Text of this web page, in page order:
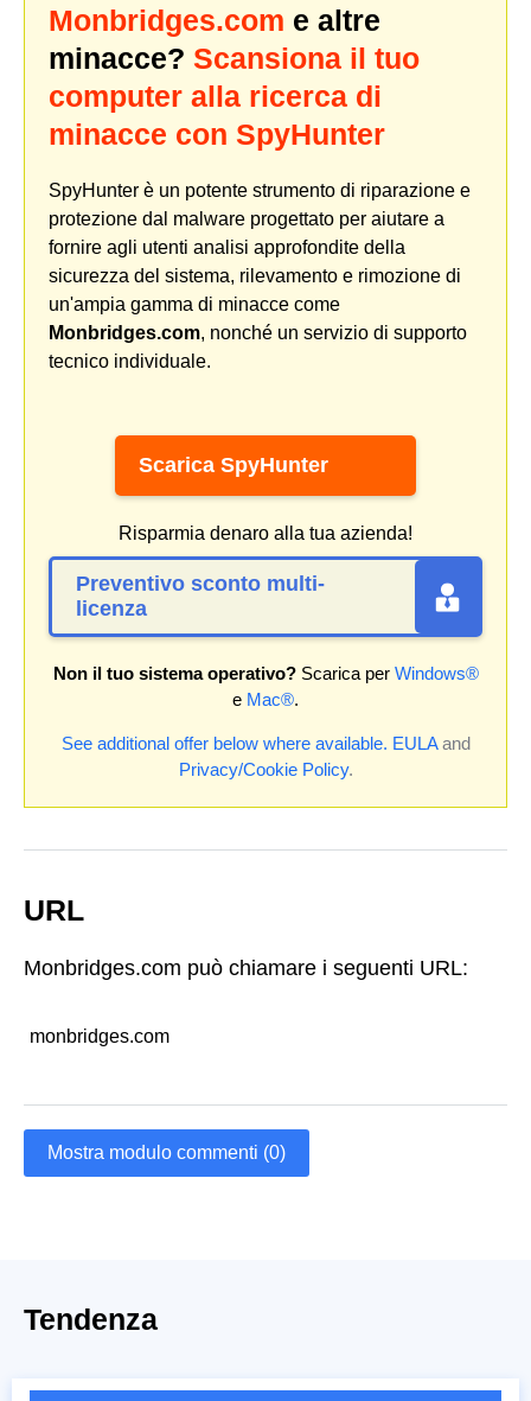
Monbridges.com e altre
minacce? Scansiona il tuo
computer alla ricerca di
minacce con SpyHunter
SpyHunter è un potente strumento di riparazione e
protezione dal malware progettato per aiutare a
fornire agli utenti analisi approfondite della
sicurezza del sistema, rilevamento e rimozione di
un'ampia gamma di minacce come
Monbridges.com, nonché un servizio di supporto
tecnico individuale.
Scarica SpyHunter
Risparmia denaro alla tua azienda!
Preventivo sconto multi-
licenza
Non il tuo sistema operativo?Scarica per Windows®
e Mac®.
See additional offer below where available. EULAand
Privacy/Cookie Policy.
URL
Monbridges.com può chiamare i seguenti URL:
monbridges.com
Mostra modulo commenti (0)
Tendenza